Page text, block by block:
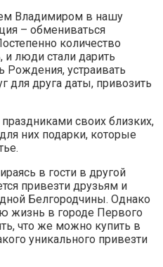
Владимиром в нашу
– обмениваться
количество
и люди стали дарить
Рождения, устраивать
для друга даты, привозить
своих близких,
них подарки, которые
в гости в другой
привезти друзьям и
Белгородчины. Однако
в городе Первого
что же можно купить в
уникального привезти